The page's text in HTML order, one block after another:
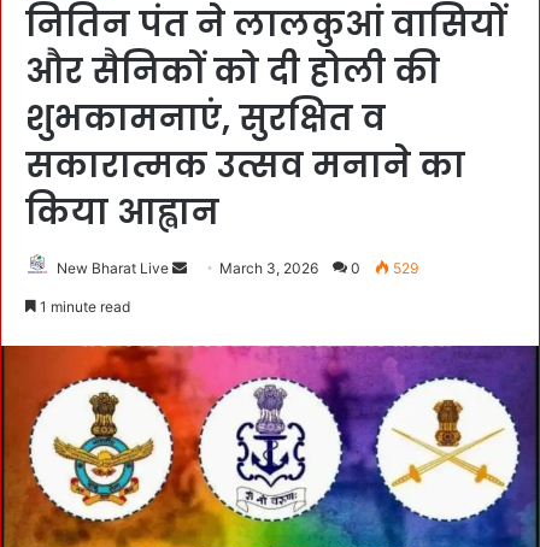
नितिन पंत ने लालकुआं वासियों
और सैनिकों को दी होली की
शुभकामनाएं, सुरक्षित व
सकारात्मक उत्सव मनाने का
किया आह्वान
New Bharat Live
a
e
m
a
i
March 3, 2026 0 529
1 minute read